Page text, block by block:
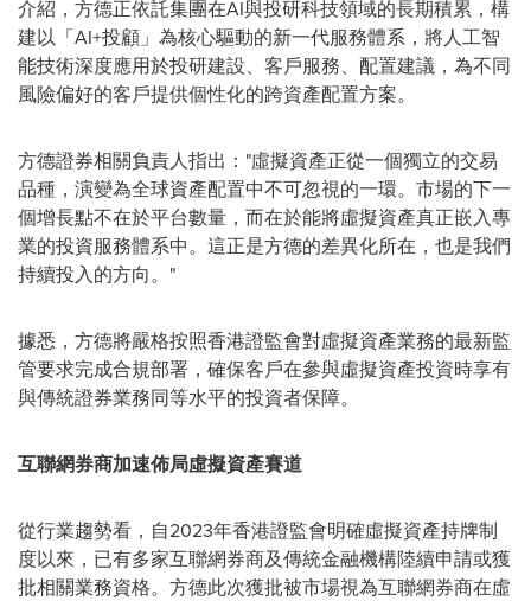
介紹，方德正依託集團在AI與投研科技領域的長期積累，構
建以「AI+投顧」為核心驅動的新一代服務體系，將人工智
能技術深度應用於投研建設、客戶服務、配置建議，為不同
風險偏好的客戶提供個性化的跨資產配置方案。
方德證券相關負責人指出："虛擬資產正從一個獨立的交易
品種，演變為全球資產配置中不可忽視的一環。市場的下一
個增長點不在於平台數量，而在於能將虛擬資產真正嵌入專
業的投資服務體系中。這正是方德的差異化所在，也是我們
持續投入的方向。"
據悉，方德將嚴格按照香港證監會對虛擬資產業務的最新監
管要求完成合規部署，確保客戶在參與虛擬資產投資時享有
與傳統證券業務同等水平的投資者保障。
互聯網券商加速佈局虛擬資產賽道
從行業趨勢看，自2023年香港證監會明確虛擬資產持牌制
度以來，已有多家互聯網券商及傳統金融機構陸續申請或獲
批相關業務資格。方德此次獲批被市場視為互聯網券商在虛